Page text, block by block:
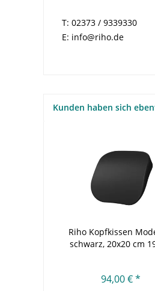
T: 02373 / 9339330
E: info@riho.de
Kunden haben sich
Riho Kopfkissen
schwarz, 20x20 cm
94,00 € *